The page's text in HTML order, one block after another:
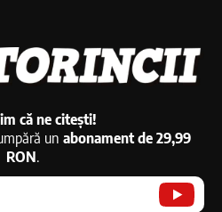
că ne citești!
un abonament de 29,99
RON.